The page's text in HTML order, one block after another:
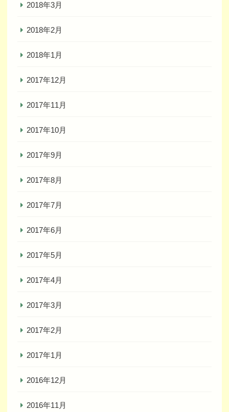
2018年3月
2018年2月
2018年1月
2017年12月
2017年11月
2017年10月
2017年9月
2017年8月
2017年7月
2017年6月
2017年5月
2017年4月
2017年3月
2017年2月
2017年1月
2016年12月
2016年11月